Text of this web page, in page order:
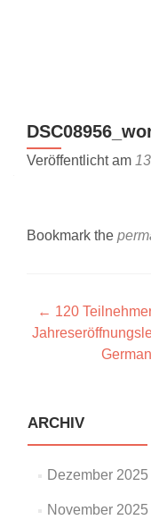
Veröffentlicht am
Bookmark the
Artikel-
← 120
ARCHIV
Dezember 2025
November 2025